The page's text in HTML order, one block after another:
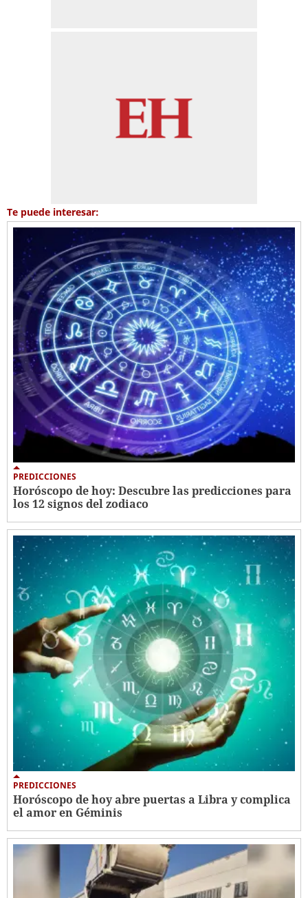
Te puede interesar:
PREDICCIONES
Horóscopo de hoy: Descubre las predicciones para
los 12 signos del zodiaco
PREDICCIONES
Horóscopo de hoy abre puertas a Libra y complica
el amor en Géminis